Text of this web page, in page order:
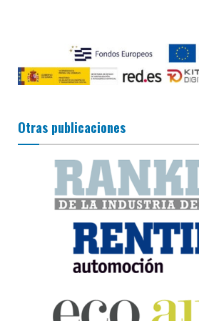
Otras publicaciones